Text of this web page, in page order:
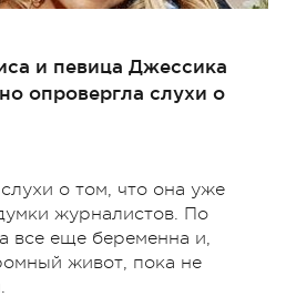
и певица Джессика
опровергла слухи о
о том, что она уже
журналистов. По
все еще беременна и,
живот, пока не